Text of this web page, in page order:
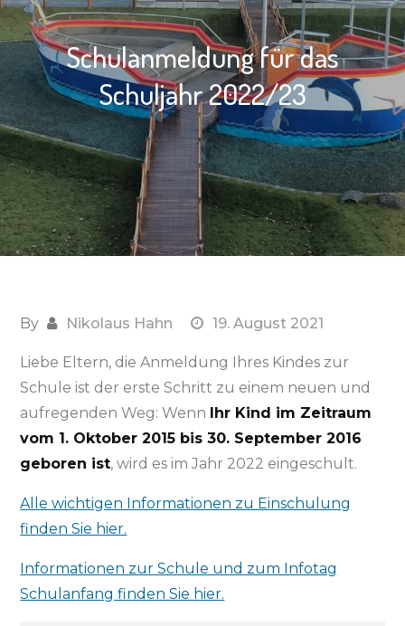
Schulanmeldung für das
Schuljahr 2022/23
By Nikolaus Hahn 19. August 2021
Liebe Eltern, die Anmeldung Ihres Kindes zur
Schule ist der erste Schritt zu einem neuen und
aufregenden Weg: Wenn Ihr Kind im Zeitraum
vom 1. Oktober 2015 bis 30. September 2016
geboren ist, wird es im Jahr 2022 eingeschult.
Alle wichtigen Informationen zu Einschulung
finden Sie hier.
Informationen zur Schule und zum Infotag
Schulanfang finden Sie hier.